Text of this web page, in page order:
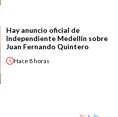
Hay anuncio oficial de
Independiente Medellín sobre
Juan Fernando Quintero
Hace8 horas